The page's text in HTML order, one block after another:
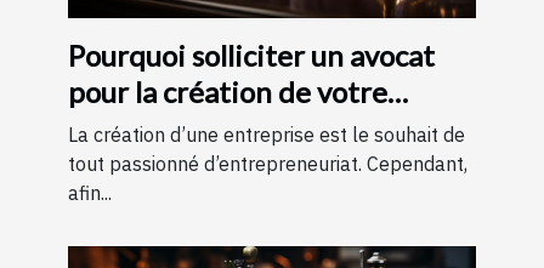
Pourquoi solliciter un avocat
pour la création de votre
entreprise ?
La création d’une entreprise est le souhait de
tout passionné d’entrepreneuriat. Cependant,
afin...